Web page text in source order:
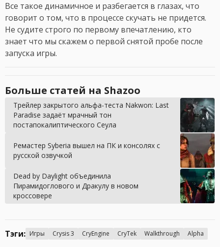
Все такое динамичное и разбегается в глазах, что
говорит о том, что в процессе скучать не придется.
Не судите строго по первому впечатлению, кто
знает что мы скажем о первой снятой пробе после
запуска игры.
Больше статей на Shazoo
Трейлер закрытого альфа-теста Nakwon: Last
Paradise задаёт мрачный тон
постапокалиптического Сеула
Ремастер Syberia вышел на ПК и консолях c
русской озвучкой
Dead by Daylight объединила
Пирамидоглового и Дракулу в новом
кроссовере
Тэги: Игры Crysis 3 CryEngine СryTek Walkthrough Alpha